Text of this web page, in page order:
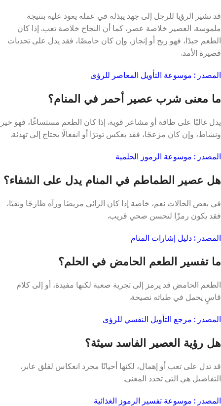
قد تشير الرؤيا للرجل إلى جهد يبذله في عمله يعود عليه بنتيجة
ملموسة. العصير خلاصة عصر، كما أن النجاح خلاصة تعب. إذا كان
الطعم جيدًا، فهو ربح أو إنجاز، وإن كان حامضًا، فقد يدل على تحديات
قصيرة الأمد.
المصدر : موسوعة التأويل المعاصر للرؤى
ما معنى شرب عصير أحمر في المنام؟
يدل غالبًا على طاقة أو مشاعر قوية. إذا كان الطعم مستساغًا، فهو خير
ونشاط، وإن كان مزعجًا، فقد يعكس توترًا أو انفعالًا يحتاج إلى تهدئة.
المصدر : موسوعة الرموز الحلمية
هل عصير الطماطم في المنام يدل على الشفاء؟
في بعض الحالات نعم، خاصة إذا كان الرائي مريضًا ورآه طازجًا ونقيًا،
فقد يكون رمزًا لتحسن صحي قريب.
المصدر : دليل إشارات المنام
ما تفسير الطعم الحامض في الحلم؟
الطعم الحامض قد يرمز إلى تجربة صعبة لكنها مفيدة، أو إلى كلام
قاسٍ يحمل في طياته نصيحة.
المصدر : مرجع التأويل النفسي للرؤى
هل رؤية العصير الفاسد سيئة؟
قد تدل على تعب أو إهمال، لكنها أحيانًا مجرد انعكاس لقلق عابر.
التفاصيل هي التي تحدد المعنى.
المصدر : موسوعة تفسير الرموز الغذائية